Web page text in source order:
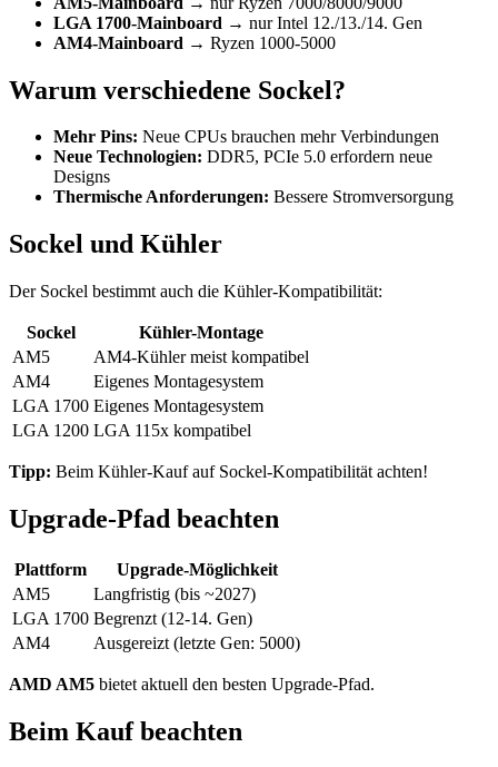
LGA 1700-Mainboard → nur Intel 12./13./14. Gen
AM4-Mainboard → Ryzen 1000-5000
Warum verschiedene Sockel?
Mehr Pins: Neue CPUs brauchen mehr Verbindungen
Neue Technologien: DDR5, PCIe 5.0 erfordern neue
Designs
Thermische Anforderungen: Bessere Stromversorgung
Sockel und Kühler
Der Sockel bestimmt auch die Kühler-Kompatibilität:
Sockel
Kühler-Montage
AM5
AM4-Kühler meist kompatibel
AM4
Eigenes Montagesystem
LGA 1700 Eigenes Montagesystem
LGA 1200 LGA 115x kompatibel
Tipp: Beim Kühler-Kauf auf Sockel-Kompatibilität achten!
Upgrade-Pfad beachten
Plattform
Upgrade-Möglichkeit
AM5
Langfristig (bis ~2027)
LGA 1700 Begrenzt (12-14. Gen)
AM4
Ausgereizt (letzte Gen: 5000)
AMD AM5 bietet aktuell den besten Upgrade-Pfad.
Beim Kauf beachten